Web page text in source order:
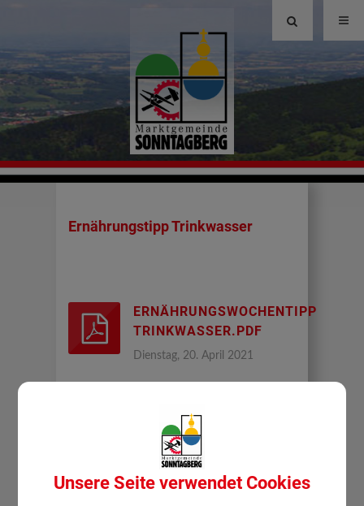
Site
search
Ernährungstipp Trinkwasser
ERNÄHRUNGSWOCHENTIPP
TRINKWASSER.PDF
Dienstag, 20. April 2021
Unsere Seite verwendet Cookies